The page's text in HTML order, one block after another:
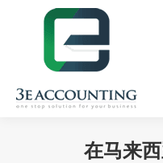
在马来